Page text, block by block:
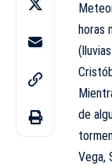
horas
de
Vega,